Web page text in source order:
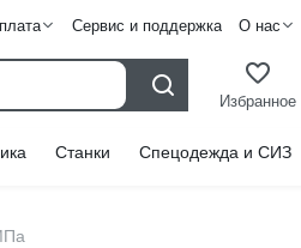
Сервис и поддержка О нас
Избранное
Станки Спецодежда и СИЗ